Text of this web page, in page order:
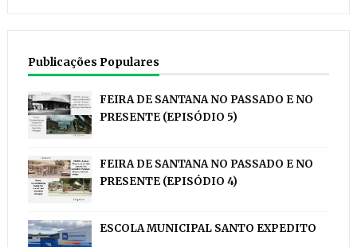
Publicações Populares
FEIRA DE SANTANA NO PASSADO E NO
PRESENTE (EPISÓDIO 5)
FEIRA DE SANTANA NO PASSADO E NO
PRESENTE (EPISÓDIO 4)
ESCOLA MUNICIPAL SANTO EXPEDITO